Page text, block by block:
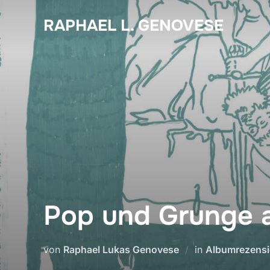
springen
RAPHAEL L. GENOVESE
Pop und Grunge
von Raphael Lukas Genovese in